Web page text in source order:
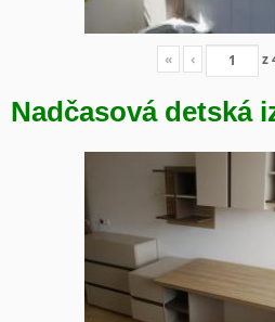
« ‹ z
Nadčasová detská